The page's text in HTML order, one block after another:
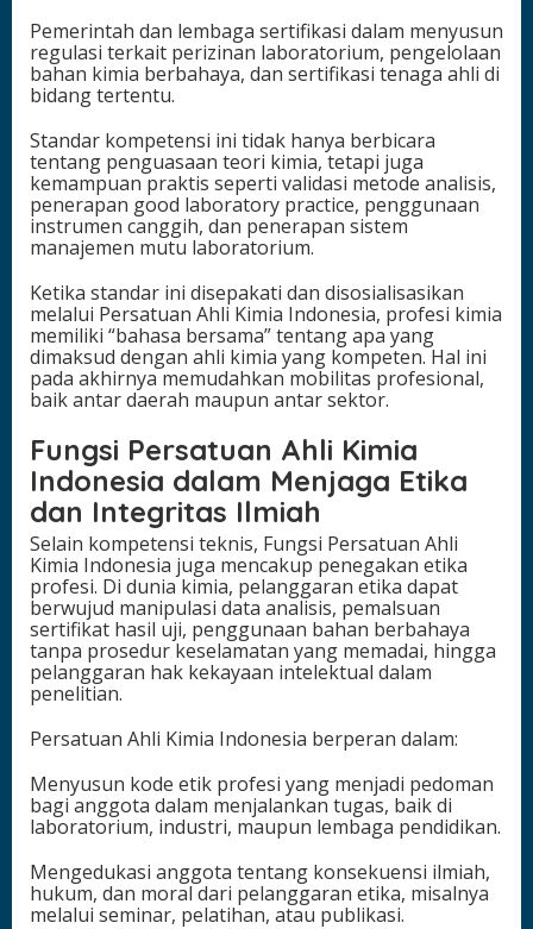
Pemerintah dan lembaga sertifikasi dalam menyusun
regulasi terkait perizinan laboratorium, pengelolaan
bahan kimia berbahaya, dan sertifikasi tenaga ahli di
bidang tertentu.
Standar kompetensi ini tidak hanya berbicara
tentang penguasaan teori kimia, tetapi juga
kemampuan praktis seperti validasi metode analisis,
penerapan good laboratory practice, penggunaan
instrumen canggih, dan penerapan sistem
manajemen mutu laboratorium.
Ketika standar ini disepakati dan disosialisasikan
melalui Persatuan Ahli Kimia Indonesia, profesi kimia
memiliki “bahasa bersama” tentang apa yang
dimaksud dengan ahli kimia yang kompeten. Hal ini
pada akhirnya memudahkan mobilitas profesional,
baik antar daerah maupun antar sektor.
Fungsi Persatuan Ahli Kimia
Indonesia dalam Menjaga Etika
dan Integritas Ilmiah
Selain kompetensi teknis, Fungsi Persatuan Ahli
Kimia Indonesia juga mencakup penegakan etika
profesi. Di dunia kimia, pelanggaran etika dapat
berwujud manipulasi data analisis, pemalsuan
sertifikat hasil uji, penggunaan bahan berbahaya
tanpa prosedur keselamatan yang memadai, hingga
pelanggaran hak kekayaan intelektual dalam
penelitian.
Persatuan Ahli Kimia Indonesia berperan dalam:
Menyusun kode etik profesi yang menjadi pedoman
bagi anggota dalam menjalankan tugas, baik di
laboratorium, industri, maupun lembaga pendidikan.
Mengedukasi anggota tentang konsekuensi ilmiah,
hukum, dan moral dari pelanggaran etika, misalnya
melalui seminar, pelatihan, atau publikasi.